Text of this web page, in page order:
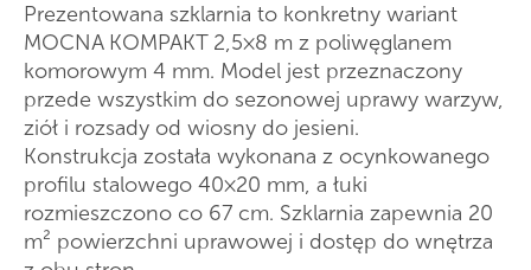
Prezentowana szklarnia to konkretny wariant
MOCNA KOMPAKT 2,5×8 m z poliwęglanem
komorowym 4 mm. Model jest przeznaczony
przede wszystkim do sezonowej uprawy warzyw,
ziół i rozsady od wiosny do jesieni.
Konstrukcja została wykonana z ocynkowanego
profilu stalowego 40×20 mm, a łuki
rozmieszczono co 67 cm. Szklarnia zapewnia 20
m² powierzchni uprawowej i dostęp do wnętrza